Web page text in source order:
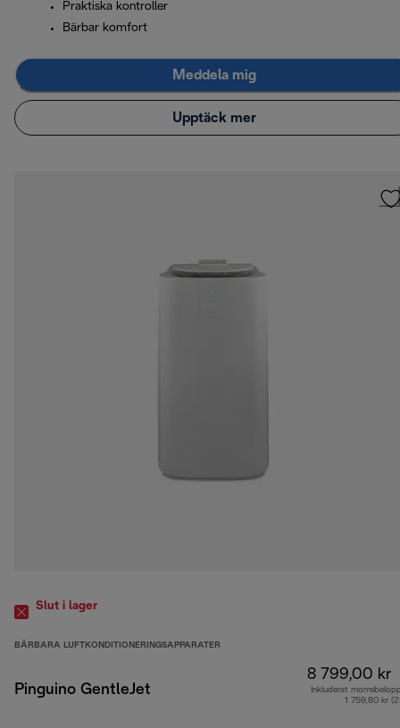
Praktiska kontroller
Bärbar komfort
Meddela mig
Upptäck mer
Slut i lager
BÄRBARA LUFTKONDITIONERINGSAPPARATER
Pinguino GentleJet
8 799,00 kr
Inkluderat
1 759,80 kr